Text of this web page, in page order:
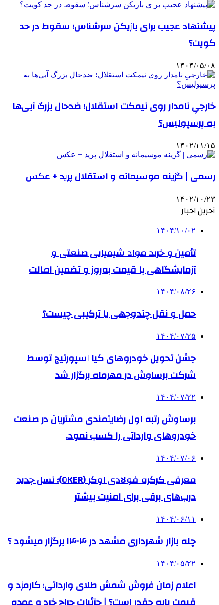
پیشنهاد عجیب برای بازیکن سرشناس؛ سقوط در حد
کویت؟
۱۴۰۴/۰۵/۰۸
خارجیِ نامدار روی نیمکت استقلال؛ ضدحال بزرگ آبی‌ها
به پرسپولیس؟
۱۴۰۲/۱۱/۱۵
رسمی | گزینه موسیمانه و استقلال پرید + عکس
۱۴۰۲/۱۰/۲۳
آخرین اخبار
۱۴۰۴/۱۰/۰۲
تأمین و خرید مواد شیمیایی صنعتی و
آزمایشگاهی با قیمت به‌روز و تضمین اصالت
۱۴۰۴/۰۸/۲۶
حمل و نقل چندوجهی یا ترکیبی چیست؟
۱۴۰۴/۰۷/۲۵
جشن تحویل خودروهای کیا اسپورتیج توسط
شرکت برساوش در مهرماه برگزار شد
۱۴۰۴/۰۷/۲۲
برساوش رتبه اول رضایتمندی مشتریان در صنعت
خودروهای وارداتی را کسب نمود.
۱۴۰۴/۰۷/۰۶
معرفی کرکره فولادی اوکر (OKER)؛ نسل جدید
درب‌های برقی برای امنیت بیشتر
۱۴۰۴/۰۶/۱۱
چله بازار شهرداری مشهد در ۱۴۰۴ برگزار میشود ؟
۱۴۰۴/۰۵/۲۲
اعلام زمان فروش شمش طلای وارداتی؛ کارمزد و